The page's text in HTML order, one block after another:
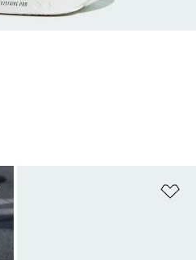
위시리스트 담기